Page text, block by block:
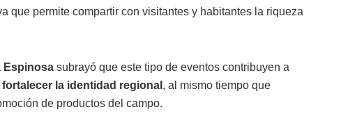
que permite compartir con visitantes y habitantes la riqueza
Espinosa subrayó que este tipo de eventos contribuyen a
la identidad regional , al mismo tiempo que
de productos del campo.